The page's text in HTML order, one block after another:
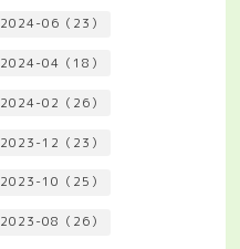
2024-06（23）
2024-04（18）
2024-02（26）
2023-12（23）
2023-10（25）
2023-08（26）